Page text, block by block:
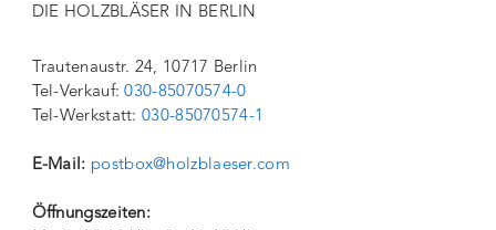
DIE HOLZBLÄSER IN BERLIN
Trautenaustr. 24, 10717 Berlin
Tel-Verkauf:030-85070574-0
Tel-Werkstatt:030-85070574-1
E-Mail: postbox@holzblaeser.com
Öffnungszeiten: